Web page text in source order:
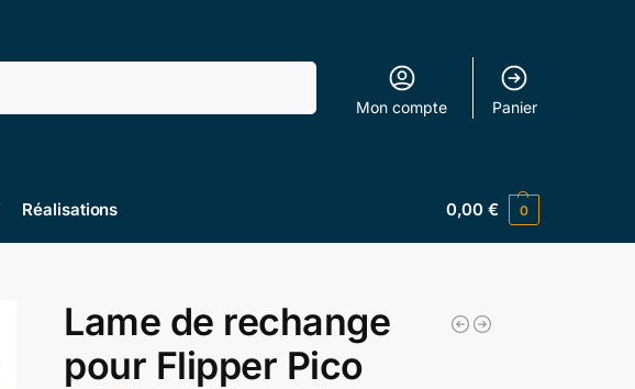
Mon compte Panier
Réalisations 0,00€ 0
Lame de rechange
pour Flipper Pico